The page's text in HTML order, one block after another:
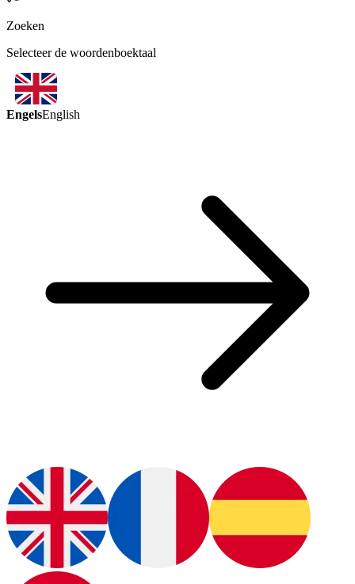
Zoeken
Selecteer de woordenboektaal
EngelsEnglish